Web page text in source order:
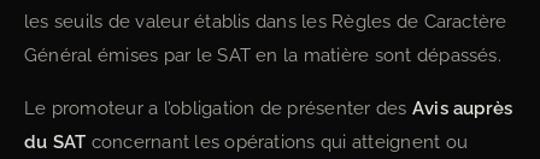
les seuils de valeur établis dans les Règles de Caractère
Général émises par le SAT en la matière sont dépassés.
Le promoteur a l’obligation de présenter des Avis auprès
du SAT concernant les opérations qui atteignent ou